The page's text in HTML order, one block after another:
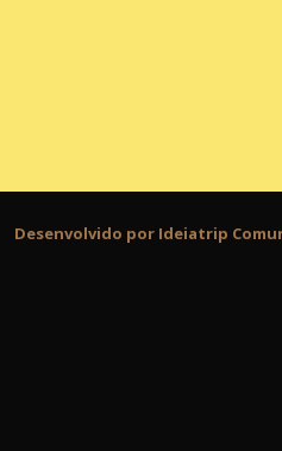
Desenvolvido por Ideiatrip